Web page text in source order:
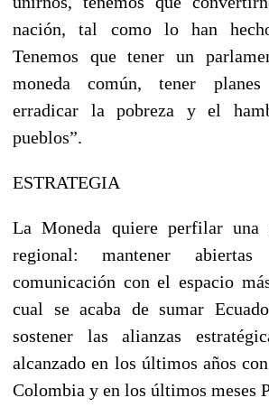
nación, tal como lo han
Tenemos que tener un
moneda común, tener
erradicar la pobreza y el
pueblos”.
ESTRATEGIA
La Moneda quiere perfilar una
regional: mantener
comunicación con el espacio
cual se acaba de sumar
sostener las alianzas
alcanzado en los últimos años
Colombia y en los últimos meses